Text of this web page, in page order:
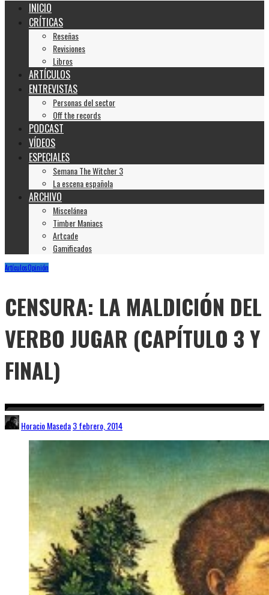
INICIO
CRÍTICAS
Reseñas
Revisiones
Libros
ARTÍCULOS
ENTREVISTAS
Personas del sector
Off the records
PODCAST
VÍDEOS
ESPECIALES
Semana The Witcher 3
La escena española
ARCHIVO
Miscelánea
Timber Maniacs
Artcade
Gamificados
ArtículosOpinión
CENSURA: LA MALDICIÓN DEL
VERBO JUGAR (CAPÍTULO 3 Y
FINAL)
Horacio Maseda3 febrero, 2014